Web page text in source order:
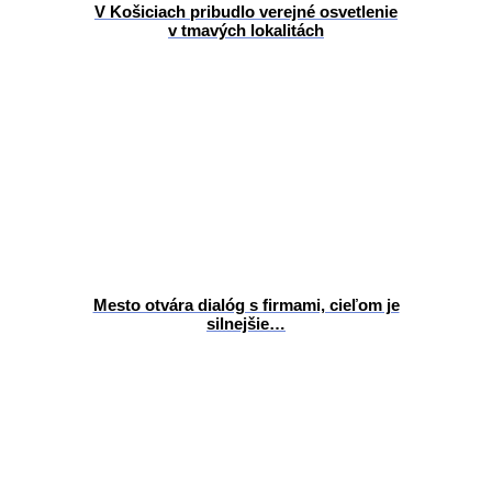
V Košiciach pribudlo verejné osvetlenie
v tmavých lokalitách
Mesto otvára dialóg s firmami, cieľom je
silnejšie…